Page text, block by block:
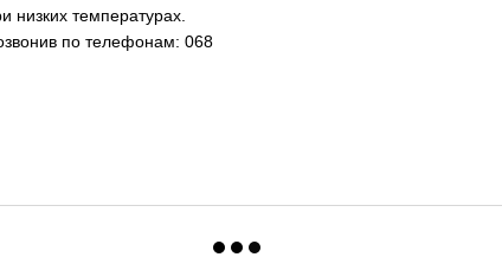
низких температурах.
по телефонам: 068-